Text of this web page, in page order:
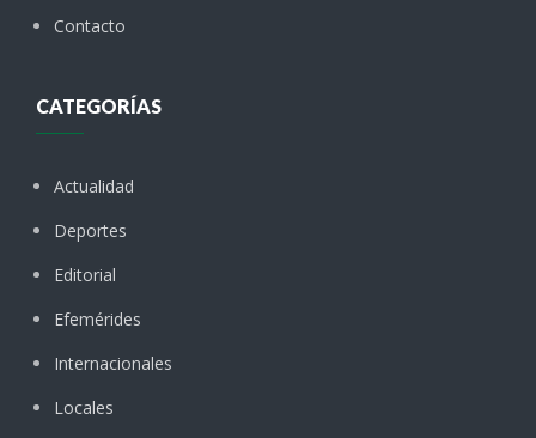
Contacto
CATEGORÍAS
Actualidad
Deportes
Editorial
Efemérides
Internacionales
Locales